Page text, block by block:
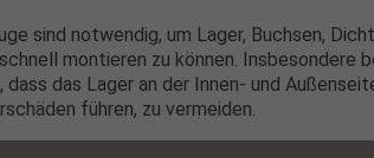
sind notwendig, um Lager, Buchsen,
montieren zu können. Insbesondere
dass das Lager an der Innen- und
führen, zu vermeiden.